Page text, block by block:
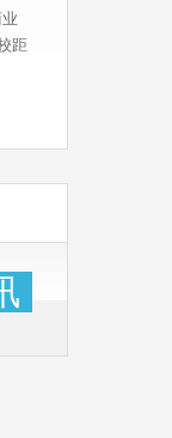
距